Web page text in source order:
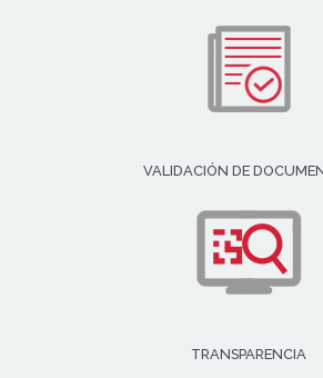
VALIDACIÓN DE
TRANSPARENCIA